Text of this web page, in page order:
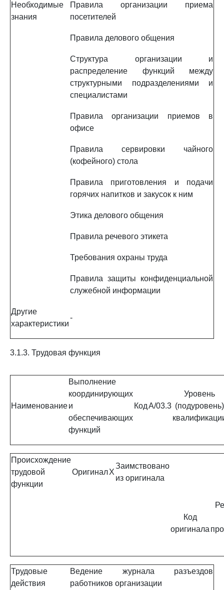
Необходимые
знания
Правила организации приема
посетителей
Правила делового общения
Структура организации и
распределение функций между
структурными подразделениями и
специалистами
Правила организации приемов в
офисе
Правила сервировки чайного
(кофейного) стола
Правила приготовления и подачи
горячих напитков и закусок к ним
Этика делового общения
Правила речевого этикета
Требования охраны труда
Правила защиты конфиденциальной
служебной информации
Другие
характеристики
-
3.1.3. Трудовая функция
Наименование
Выполнение
координирующих
и
обеспечивающих
функций
КодA/03.3
Уровень
(подуровень)
Происхождение
трудовой
функции
ОригиналX
Заимствовано
из оригинала
Код
оригинала
Трудовые
действия
Ведение журнала разъездов
работников организации